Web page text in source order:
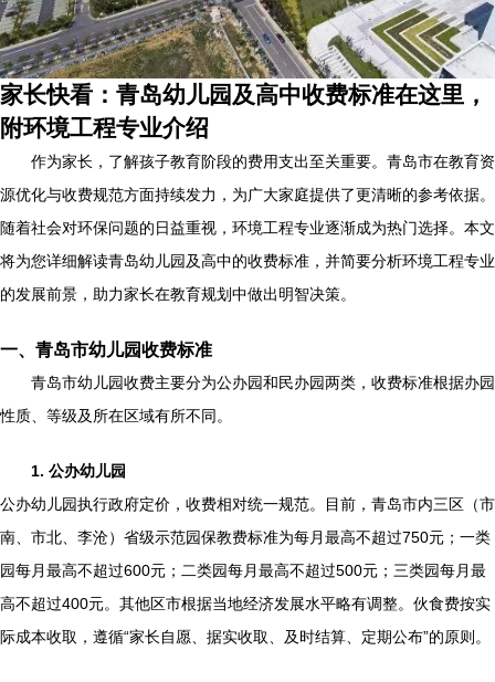
家长快看：青岛幼儿园及高中收费标准在这里，
附环境工程专业介绍
作为家长，了解孩子教育阶段的费用支出至关重要。青岛市在教育资
源优化与收费规范方面持续发力，为广大家庭提供了更清晰的参考依据。
随着社会对环保问题的日益重视，环境工程专业逐渐成为热门选择。本文
将为您详细解读青岛幼儿园及高中的收费标准，并简要分析环境工程专业
的发展前景，助力家长在教育规划中做出明智决策。
一、青岛市幼儿园收费标准
青岛市幼儿园收费主要分为公办园和民办园两类，收费标准根据办园
性质、等级及所在区域有所不同。
1. 公办幼儿园
公办幼儿园执行政府定价，收费相对统一规范。目前，青岛市内三区（市
南、市北、李沧）省级示范园保教费标准为每月最高不超过750元；一类
园每月最高不超过600元；二类园每月最高不超过500元；三类园每月最
高不超过400元。其他区市根据当地经济发展水平略有调整。伙食费按实
际成本收取，遵循“家长自愿、据实收取、及时结算、定期公布”的原则。